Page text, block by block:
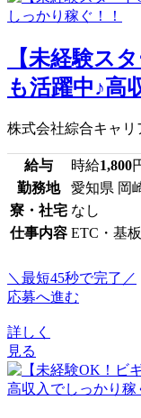
【未経験ス
も活躍中♪高
株式会社綜合キャリ
給与 時給1,800
勤務地
愛知県 岡
寮・社宅 なし
仕事内容 ETC・基
＼最短45秒で完了／
応募へ進む
詳しく
見る